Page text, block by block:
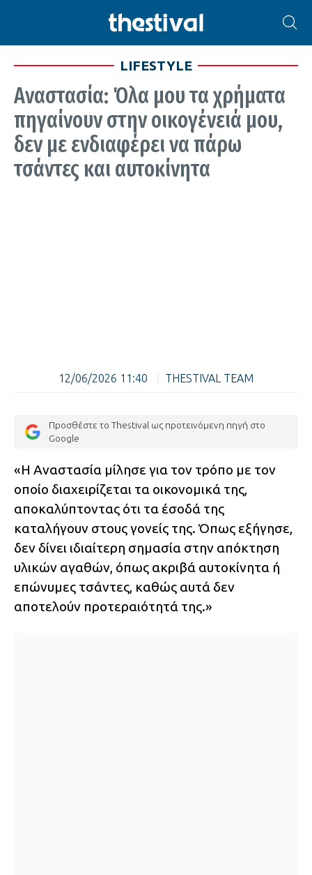
LIFESTYLE
Αναστασία: Όλα μου τα χρήματα
πηγαίνουν στην οικογένειά μου,
δεν με ενδιαφέρει να πάρω
τσάντες και αυτοκίνητα
12/06/2026 11:40 THESTIVAL TEAM
Προσθέστε το Thestival ως προτεινόμενη πηγή στο
Google
«Η Αναστασία μίλησε για τον τρόπο με τον
οποίο διαχειρίζεται τα οικονομικά της,
αποκαλύπτοντας ότι τα έσοδά της
καταλήγουν στους γονείς της. Όπως εξήγησε,
δεν δίνει ιδιαίτερη σημασία στην απόκτηση
υλικών αγαθών, όπως ακριβά αυτοκίνητα ή
επώνυμες τσάντες, καθώς αυτά δεν
αποτελούν προτεραιότητά της.»